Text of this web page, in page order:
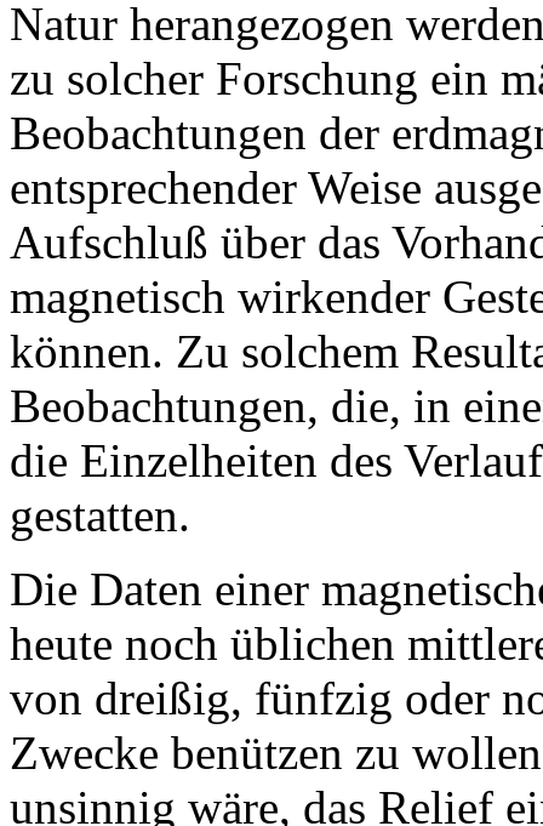
Natur herangezogen
zu solcher Forschung ein
Beobachtungen der
entsprechender Weise
Aufschluß über das
magnetisch wirkender
können. Zu solchem
Beobachtungen, die, in
die Einzelheiten des
gestatten.
Die Daten einer
heute noch üblichen
von dreißig, fünfzig oder
Zwecke benützen zu
unsinnig wäre, das Relief